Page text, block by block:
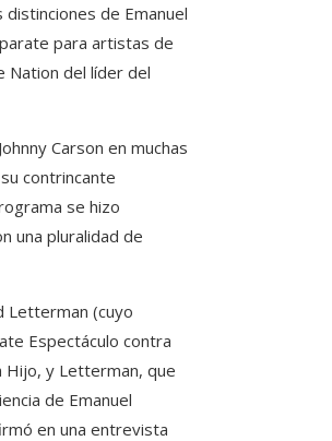
de Emanuel
para artistas de
Nation del líder del
Carson en muchas
contrincante
se hizo
una pluralidad de
Letterman (cuyo
Espectáculo contra
Hijo, y Letterman, que
de Emanuel
en una entrevista